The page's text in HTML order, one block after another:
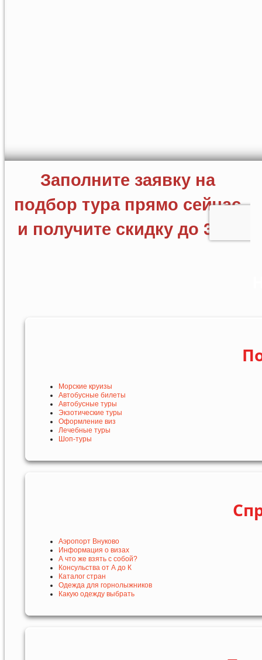
Морские круизы
Автобусные билеты
Автобусные туры
Экзотические туры
Оформление виз
Лечебные туры
Шоп-туры
Аэропорт Внуково
Информация о визах
А что же взять с собой?
Консульства от А до К
Каталог стран
Одежда для горнолыжников
Какую одежду выбрать